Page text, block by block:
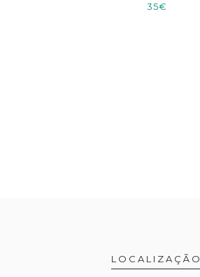
35€
LOCALIZAÇÃO